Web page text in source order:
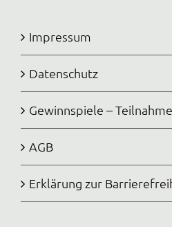
Impressum
Datenschutz
Gewinnspiele –
AGB
Erklärung zur